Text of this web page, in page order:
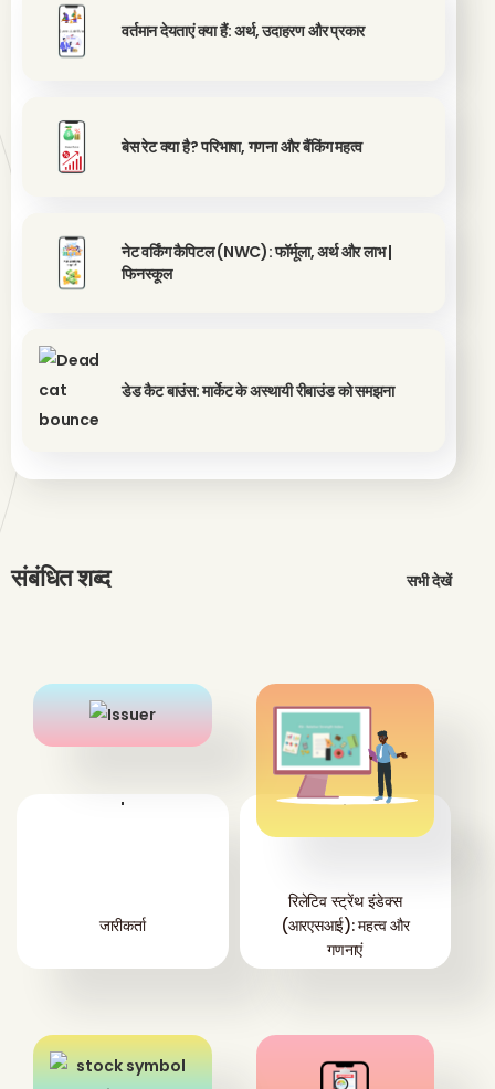
वर्तमान देयताएं क्या हैं: अर्थ, उदाहरण और प्रकार
बेस रेट क्या है? परिभाषा, गणना और बैंकिंग महत्व
नेट वर्किंग कैपिटल (NWC): फॉर्मूला, अर्थ और लाभ |
फिनस्कूल
डेड कैट बाउंस: मार्केट के अस्थायी रीबाउंड को समझना
संबंधित शब्द सभी देखें
'
जारीकर्ता
'
रिलेटिव स्ट्रेंथ इंडेक्स
(आरएसआई): महत्व और
गणनाएं